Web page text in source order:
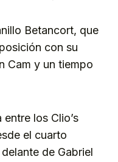
Betancort, que
con su
Cam y un tiempo
los Clio’s
el cuarto
de Gabriel